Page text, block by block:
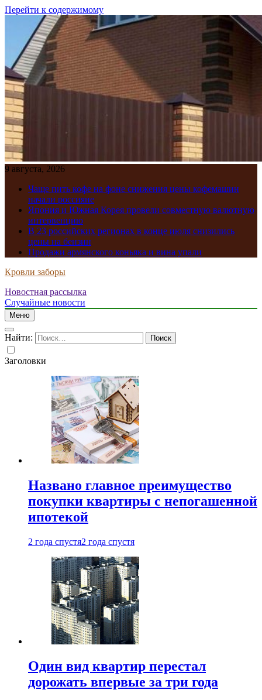
Перейти к содержимому
9 августа, 2026
Чаще пить кофе на фоне снижения цены кофемашин
начали россияне
Япония и Южная Корея провели совместную валютную
интервенцию
В 23 российских регионах в конце июля снизились
цены на бензин
Продажи армянского коньяка и вина упали
Кровли заборы
Новостная рассылка
Случайные новости
Меню
Найти:
Заголовки
Названо главное преимущество
покупки квартиры с непогашенной
ипотекой
2 года спустя2 года спустя
Один вид квартир перестал
дорожать впервые за три года